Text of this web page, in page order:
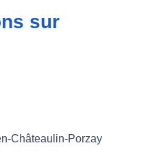
sur
Châteaulin-Porzay